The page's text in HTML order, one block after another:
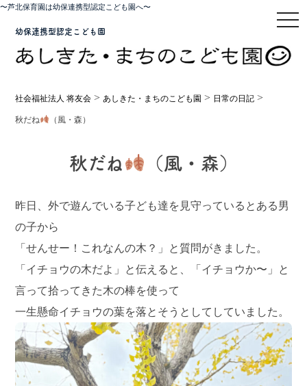
〜芦北保育園は幼保連携型認定こども園へ〜
幼保連携型認定こども園
社会福祉法人 将友会 > あしきた・まちのこども園 > 日常の日記 >
秋だね （風・森）
秋だね （風・森）
昨日、外で遊んでいる子ども達を見守っているとある男
の子から
「せんせー！これなんの木？」と質問がきました。
「イチョウの木だよ」と伝えると、「イチョウか〜」と
言って拾ってきた木の棒を使って
一生懸命イチョウの葉を落とそうとしてしていました。